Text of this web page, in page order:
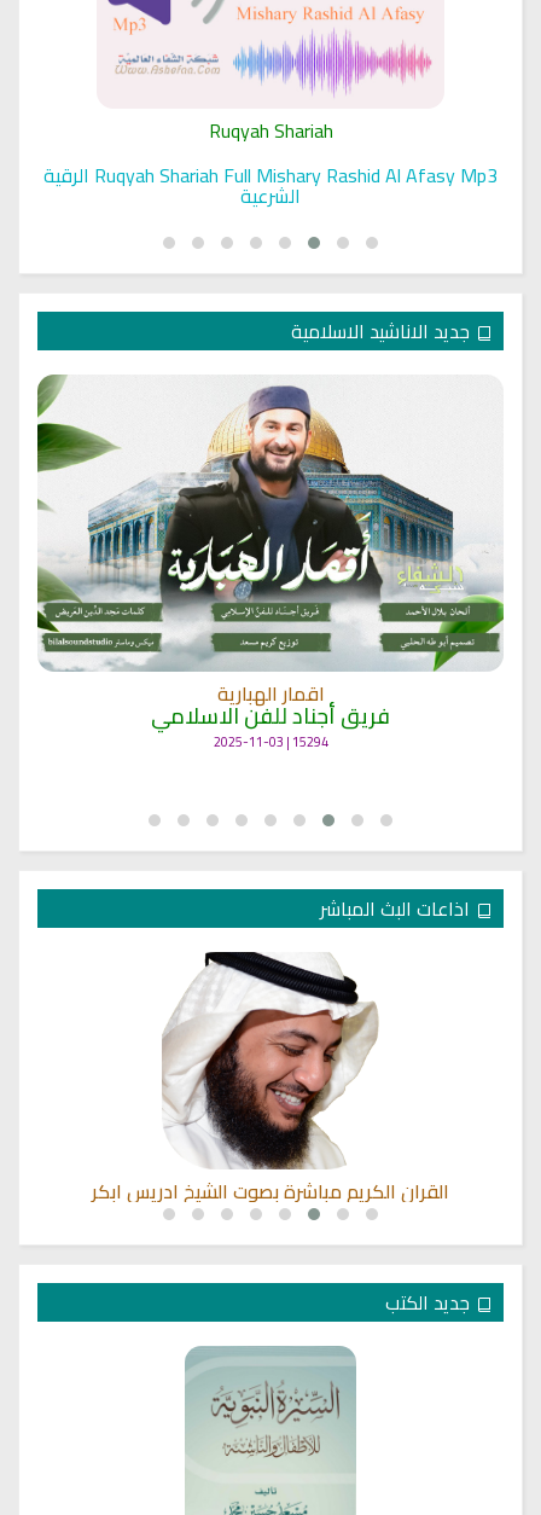
Ruqyah Shariah
Ruqyah Shariah Full Mishary Rashid Al Afasy Mp3 الرقية
الشرعية
جديد الاناشيد الاسلامية
اقمار الهبارية
فريق أجناد للفن الاسلامي
15294 | 2025-11-03
اذاعات البث المباشر
القران الكريم مباشرة بصوت الشيخ ادريس ابكر
جديد الكتب